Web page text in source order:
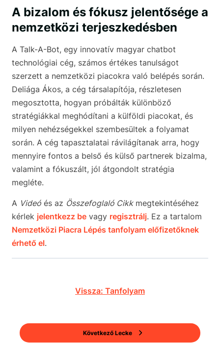
A bizalom és fókusz jelentősége a
nemzetközi terjeszkedésben
A Talk-A-Bot, egy innovatív magyar chatbot
technológiai cég, számos értékes tanulságot
szerzett a nemzetközi piacokra való belépés során.
Deliága Ákos, a cég társalapítója, részletesen
megosztotta, hogyan próbálták különböző
stratégiákkal meghódítani a külföldi piacokat, és
milyen nehézségekkel szembesültek a folyamat
során. A cég tapasztalatai rávilágítanak arra, hogy
mennyire fontos a belső és külső partnerek bizalma,
valamint a fókuszált, jól átgondolt stratégia
megléte.
A Videó és az Összefoglaló Cikkmegtekintéséhez
kérlek jelentkezz be vagy regisztrálj. Ez a tartalom
Nemzetközi Piacra Lépés tanfolyam előfizetőknek
érhető el.
Vissza: Tanfolyam
Következő Lecke